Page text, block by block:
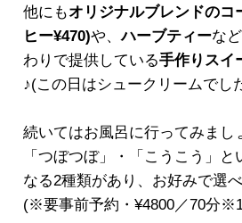
他にもオリジナルブレンドのコ
ヒー¥470)や、ハーブティーな
わりで提供している手作りスイ
♪(この日はシュークリームでし
続いてはお風呂に行ってみまし
「つぼつぼ」・「こうこう」
なる2種類があり、お好みで選べ
(※要事前予約・¥4800／70分